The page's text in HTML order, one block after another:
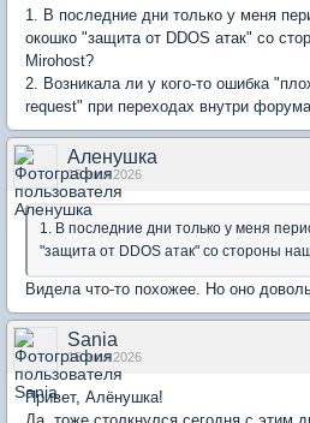
1. В последние дни только у меня
окошко "защита от DDOS атак" со
Mirohost?
2. Возникала ли у кого-то ошибка
request" при переходах внутри
Аленушка
15 июл 2026
1. В последние дни только у меня
"защита от DDOS атак" со стороны
Видела что-то похожее. Но оно
Sania
15 июл 2026
Привет, Алёнушка!